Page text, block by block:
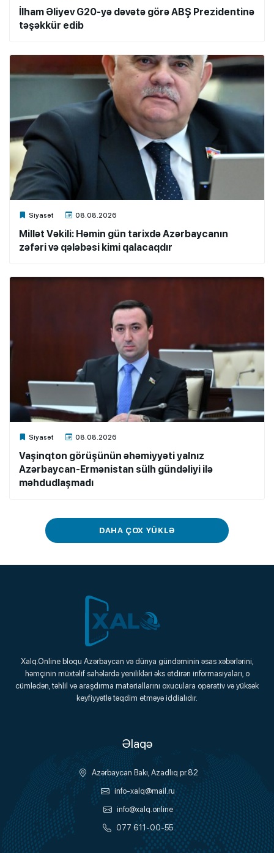
İlham Əliyev G20-yə dəvətə görə ABŞ Prezidentinə
təşəkkür edib
Siyasət 08.08.2026
Xalq.Online
Millət Vəkili: Həmin gün tarixdə Azərbaycanın
zəfəri və qələbəsi kimi qalacaqdır
Siyasət 08.08.2026
Xalq.Online
Vaşinqton görüşünün əhəmiyyəti yalnız
Azərbaycan-Ermənistan sülh gündəliyi ilə
məhdudlaşmadı
DAHA ÇOX YÜKLƏ
Xalq.Online
Onlayn Platforma
Xalq.Online bloqu Azərbaycan və dünya gündəminin əsas xəbərlərini,
həmçinin müxtəlif sahələrdə yenilikləri əks etdirən informasiyaları, o
cümlədən, təhlil və araşdırma materiallarını oxuculara operativ və yüksək
keyfiyyətlə təqdim etməyə iddialıdır.
Əlaqə
Azərbaycan Bakı, Azadlıq pr.82
info-xalq@mail.ru
info@xalq.online
077 611-00-55